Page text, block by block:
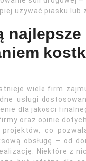
używać piasku lub
wiele firm
usługi
dla jakości
oraz opinie
projektów, co
obsługę – od
Niektóre z